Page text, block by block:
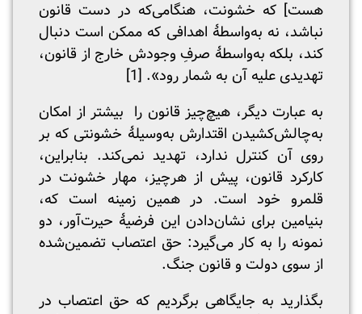
هست] که خشونت، هنگامی‌که در دست قانون
نباشد، نه به‌واسطۀ اهدافی که ممکن است دنبال
کند، بلکه به‌واسطۀ صرفِ وجودش خارج از قانون،
تهدیدی علیه آن به شمار رود». [1]
به عبارت دیگر، هیچ‌چیز قانون را بیشتر از امکان
به‌چالش‌کشیدن اقتدارش به‌وسیلۀ خشونتی که بر
روی آن کنترل ندارد، تهدید نمی‌کند. بنابراین،
کارکرد قانون، پیش از هرچیز، مهار خشونت در
قلمرو خود است. در همین زمینه است که،
بنیامین برای نشان‌دادن این فرضیۀ حیرت‌آور، دو
نمونه را به کار می‌گیرد: حق اعتصاب تضمین‌شده
از سوی دولت و قانون جنگ.
بگذارید به جایگاهی برگردیم که حق اعتصاب در